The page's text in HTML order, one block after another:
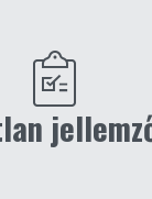
folyamatban
lakás vagy
az érdeklődését,